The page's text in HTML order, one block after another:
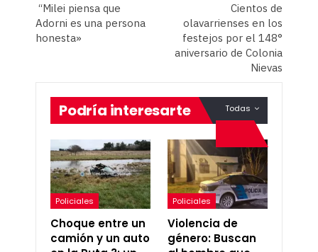
“Milei piensa que
Adorni es una persona
honesta»
Cientos de
olavarrienses en los
festejos por el 148°
aniversario de Colonia
Nievas
Todas
Podría interesarte
Policiales
Choque entre un
camión y un auto
Policiales
Violencia de
género: Buscan